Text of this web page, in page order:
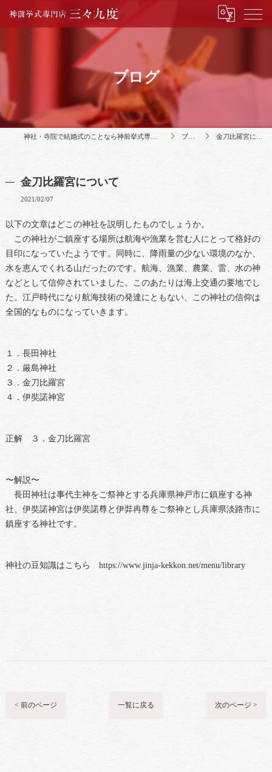
ブログ
神社・寺院で結婚式のことなら神前挙式専門店三々九度 ブログ 金刀比羅宮について
金刀比羅宮について
2021/02/07
以下の文章はどこの神社を説明したものでしょうか。
この神社がご鎮座する場所は航海や漁業を営む人にとって格好の
目印になっていたようです。同時に、降雨量の少ない環境のなか、
水を恵んでくれる山だったのです。航海、漁業、農業、雷、水の神
などとして信仰されていました。このあたりは海上交通の要地でし
た。江戸時代になり航海技術の発達にともない、この神社の信仰は
全国的なものになっていきます。
１．長田神社
２．厳島神社
３．金刀比羅宮
４．伊奘諾神宮
正解 ３．金刀比羅宮
〜解説〜
長田神社は事代主神をご祭神とする兵庫県神戸市に鎮座する神
社、伊奘諾神宮は伊奘諾尊と伊弉冉尊をご祭神とし兵庫県淡路市に
鎮座する神社です。
神社の豆知識はこちら https://www.jinja-kekkon.net/menu/library
< 前のページ 一覧に戻る 次のページ >